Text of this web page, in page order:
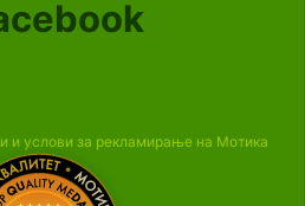
и услови за рекламирање на Мотика